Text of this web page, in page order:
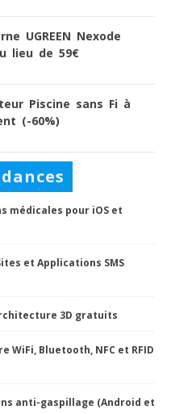
UGREEN Nexode
lieu de 59€
Piscine sans Fi à
(-60%)
médicales pour iOS et
et Applications SMS
3D gratuits
Bluetooth, NFC et RFID
anti-gaspillage (Android et